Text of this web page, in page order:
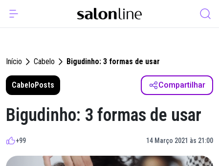
Início Cabelo Bigudinho: 3 formas de usar
CabeloPosts Compartilhar
Bigudinho: 3 formas de usar
+99 14 Março 2021 às 21:00